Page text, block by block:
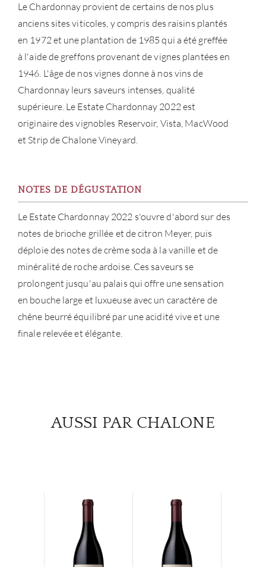
Le Chardonnay provient de certains de nos plus
anciens sites viticoles, y compris des raisins plantés
en 1972 et une plantation de 1985 qui a été greffée
à l'aide de greffons provenant de vignes plantées en
1946. L'âge de nos vignes donne à nos vins de
Chardonnay leurs saveurs intenses, qualité
supérieure. Le Estate Chardonnay 2022 est
originaire des vignobles Reservoir, Vista, MacWood
et Strip de Chalone Vineyard.
NOTES DE DÉGUSTATION
Le Estate Chardonnay 2022 s'ouvre d'abord sur des
notes de brioche grillée et de citron Meyer, puis
déploie des notes de crème soda à la vanille et de
minéralité de roche ardoise. Ces saveurs se
prolongent jusqu'au palais qui offre une sensation
en bouche large et luxueuse avec un caractère de
chêne beurré équilibré par une acidité vive et une
finale relevée et élégante.
AUSSI PAR CHALONE